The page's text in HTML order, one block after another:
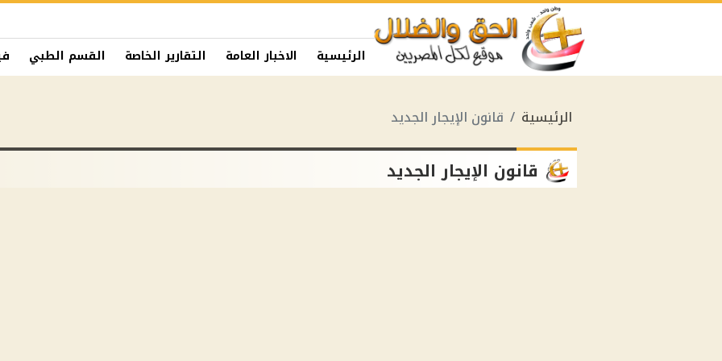
الرئيسية الاخبار العامة التقارير الخاصة القسم الطبي
الرئيسية قانون الإيجار الجديد
قانون الإيجار الجديد